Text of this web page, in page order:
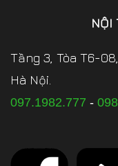
NỘI
Tầng 3, Tòa T6-
Hà Nội.
097.1982.777 -